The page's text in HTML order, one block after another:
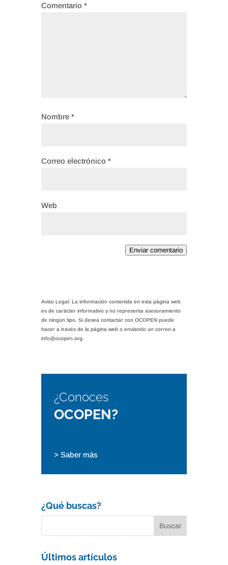
Comentario *
Nombre *
Correo electrónico *
Web
Enviar comentario
Aviso Legal: La información contenida en esta página web
es de carácter informativo y no representa asesoramiento
de ningún tipo. Si desea contactar con OCOPEN puede
hacer a través de la página web o enviando un correo a
info@ocopen.org.
¿Conoces
OCOPEN?
> Saber más
¿Qué buscas?
Últimos artículos